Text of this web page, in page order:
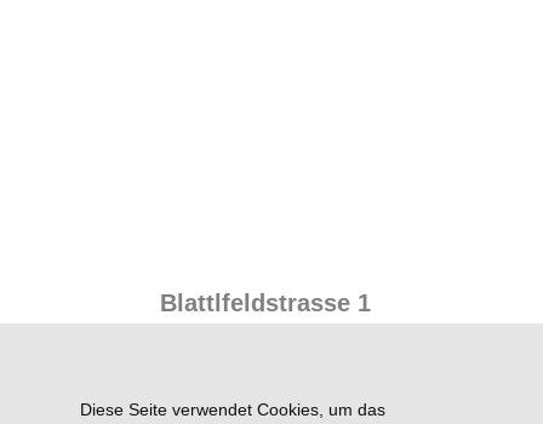
Blattlfeldstrasse 1
Diese Seite verwendet Cookies, um das